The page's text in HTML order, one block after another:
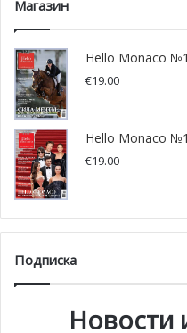
Магазин
Hello Monaco
€19.00
Hello Monaco
€19.00
Подписка
Новости